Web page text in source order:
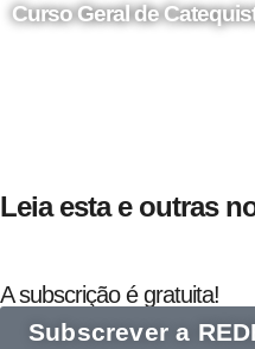
Curso Geral de
Leia esta e outras
A subscrição é gratuita!
Subscrever a